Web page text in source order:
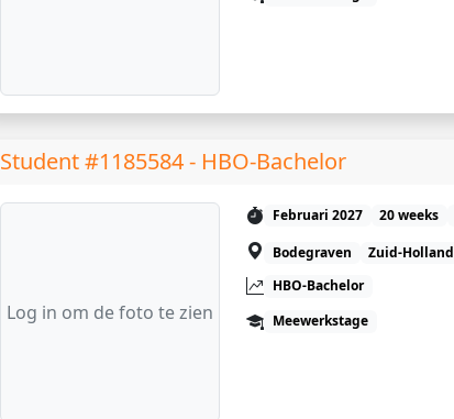
Student #1185584 - HBO-Bachelor
Log in om de foto te zien
Februari 2027 20 weeks
Bodegraven
Zuid-Holland
HBO-Bachelor
Meewerkstage